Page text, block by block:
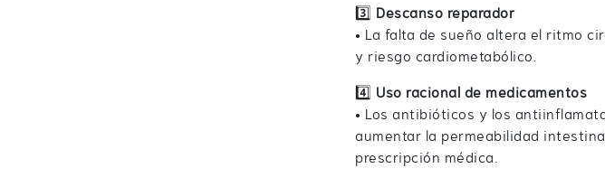
3️⃣ Descanso reparador
• La falta de sueño altera el ritmo
y riesgo cardiometabólico.
4️⃣ Uso racional de medicamentos
• Los antibióticos y los
aumentar la permeabilidad
prescripción médica.